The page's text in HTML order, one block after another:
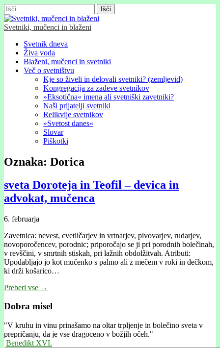
Išči:
Svetniki, mučenci in blaženi
Glavni
meni
Skip
content
Svetnik dneva
Živa voda
Blaženi, mučenci in svetniki
Več o svetništvu
Kje so živeli in delovali svetniki? (zemljevid)
Kongregacija za zadeve svetnikov
»Eksotična« imena ali svetniški zavetniki?
Naši prijatelji svetniki
Relikvije svetnikov
»Svetost danes«
Slovar
Piškotki
Oznaka: Dorica
sveta Doroteja in Teofil – devica in
advokat, mučenca
6. februarja
Zavetnica: nevest, cvetličarjev in vrtnarjev, pivovarjev, rudarjev,
novoporočencev, porodnic; priporočajo se ji pri porodnih bolečinah,
v revščini, v smrtnih stiskah, pri lažnih obdolžitvah. Atributi:
Upodabljajo jo kot mučenko s palmo ali z mečem v roki in dečkom,
ki drži košarico…
Preberi vse →
Dobra misel
"V kruhu in vinu prinašamo na oltar trpljenje in bolečino sveta v
prepričanju, da je vse dragoceno v božjih očeh."
Benedikt XVI.